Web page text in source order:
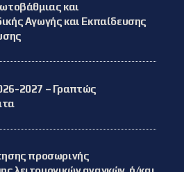
και
Αγωγής και Εκπαίδευσης
2027 – Γραπτώς
προσωρινής